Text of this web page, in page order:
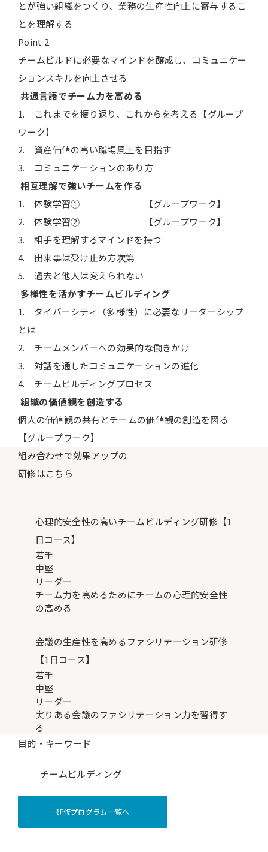
とが強い組織をつくり、業務の生産性向上に寄与するこ
とを理解する
Point 2
チームビルドに必要なマインドを醸成し、コミュニケー
ションスキルを向上させる
共通言語でチーム力を高める
1. これまでを振り返り、これからを考える【グループ
ワーク】
2. 資産価値の高い職場風土を目指す
3. コミュニケーションのあり方
相互理解で強いチームを作る
1. 体験学習① 【グループワーク】
2. 体験学習② 【グループワーク】
3. 相手を理解するマインドを持つ
4. 出来事は受け止め方次第
5. 過去と他人は変えられない
多様性を活かすチームビルディング
1. ダイバーシティ（多様性）に必要なリーダーシップ
とは
2. チームメンバーへの効果的な働きかけ
3. 対話を通したコミュニケーションの進化
4. チームビルディングプロセス
組織の価値観を創造する
個人の価値観の共有とチームの価値観の創造を図る
【グループワーク】
組み合わせで効果アップの
研修はこちら
心理的安全性の高いチームビルディング研修【1
日コース】
若手
中堅
リーダー
チーム力を高めるためにチームの心理的安全性
の高める
会議の生産性を高めるファシリテーション研修
【1日コース】
若手
中堅
リーダー
実りある会議のファシリテーション力を習得す
る
目的・キーワード
チームビルディング
研修プログラム一覧へ